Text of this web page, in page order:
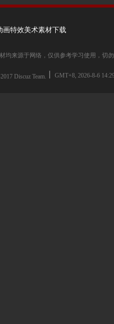
画特效美术素材下载
均来源于网络，仅供参考学习使用，切
Discuz Team. GMT+8, 2026-8-6